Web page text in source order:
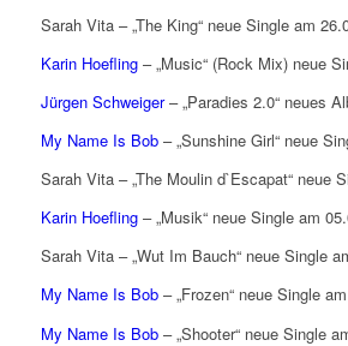
Sarah Vita – „The King“ neue Single am
Karin Hoefling– „Music“ (Rock Mix) neue
Jürgen Schweiger– „Paradies 2.0“ neues
My Name Is Bob– „Sunshine Girl“ neue
Sarah Vita – „The Moulin d`Escapat“ neue
Karin Hoefling– „Musik“ neue Single am
Sarah Vita – „Wut Im Bauch“ neue Single
My Name Is Bob– „Frozen“ neue Single
My Name Is Bob– „Shooter“ neue Single